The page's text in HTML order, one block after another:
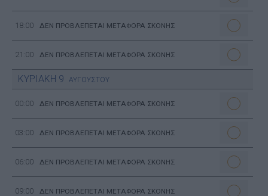
18:00 ΔΕΝ ΠΡΟΒΛΕΠΕΤΑΙ ΜΕΤΑΦΟΡΑ ΣΚΟΝΗΣ
21:00 ΔΕΝ ΠΡΟΒΛΕΠΕΤΑΙ ΜΕΤΑΦΟΡΑ ΣΚΟΝΗΣ
ΚΥΡΙΑΚΗ 9 ΑΥΓΟΥΣΤΟΥ
00:00 ΔΕΝ ΠΡΟΒΛΕΠΕΤΑΙ ΜΕΤΑΦΟΡΑ ΣΚΟΝΗΣ
03:00 ΔΕΝ ΠΡΟΒΛΕΠΕΤΑΙ ΜΕΤΑΦΟΡΑ ΣΚΟΝΗΣ
06:00 ΔΕΝ ΠΡΟΒΛΕΠΕΤΑΙ ΜΕΤΑΦΟΡΑ ΣΚΟΝΗΣ
09:00 ΔΕΝ ΠΡΟΒΛΕΠΕΤΑΙ ΜΕΤΑΦΟΡΑ ΣΚΟΝΗΣ